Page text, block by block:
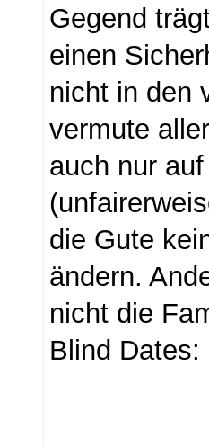
Gegend
einen
nicht in den
vermute
auch nur
die Gute
ändern.
nicht die
Blind Dates: